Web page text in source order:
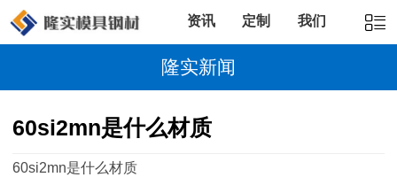
资讯 定制 我们
隆实新闻
60si2mn是什么材质
60si2mn是什么材质